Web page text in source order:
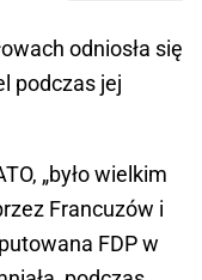
odniosła się
podczas jej
„było wielkim
Francuzów i
FDP w